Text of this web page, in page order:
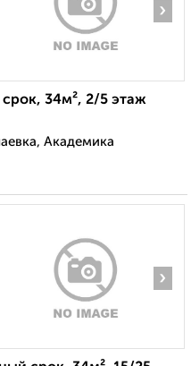
›
34м², 2/5 этаж
Академика
›